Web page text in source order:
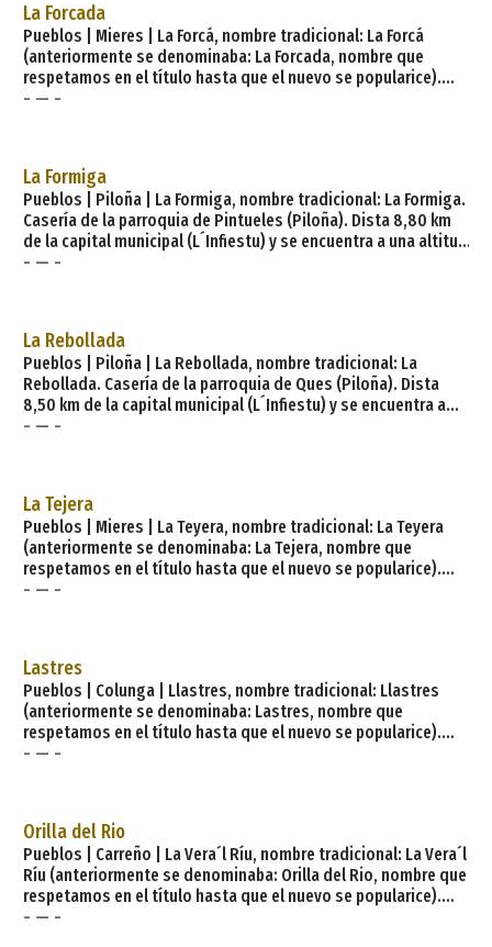
viviendas no principales. El muni
La Forcada
Pueblos | Mieres | La Forcá, nombre tradicional: La Forcá
(anteriormente se denominaba: La Forcada, nombre que
respetamos en el título hasta que el nuevo se popularice).
Casería de la parroquia de Santa Cruz (Mieres). Dista 8,90 km
principales. El municipio de Mi
- — -
La Formiga
Pueblos | Piloña | La Formiga, nombre tradicional: La Formiga.
Casería de la parroquia de Pintueles (Piloña). Dista 8,80 km
de la capital municipal (L´Infiestu) y se encuentra a una altitud
de 420 m. Cuenta con 1 viviendas (la parroquia 159) de las
Infiesto -
- — -
La Rebollada
Pueblos | Piloña | La Rebollada, nombre tradicional: La
Rebollada. Casería de la parroquia de Ques (Piloña). Dista
8,50 km de la capital municipal (L´Infiestu) y se encuentra a
una altitud de 400 m. Cuenta con 2 viviendas (la parroquia
Infiesto -
- — -
La Tejera
Pueblos | Mieres | La Teyera, nombre tradicional: La Teyera
(anteriormente se denominaba: La Tejera, nombre que
respetamos en el título hasta que el nuevo se popularice).
Casería de la parroquia de Baíña (Mieres). Dista 8,10 km de la
principales. El municipio de Mier
- — -
Lastres
Pueblos | Colunga | Llastres, nombre tradicional: Llastres
(anteriormente se denominaba: Lastres, nombre que
respetamos en el título hasta que el nuevo se popularice).
Lugar de la parroquia de Llastres (Colunga). Dista 4,00 km de
principales. El municipio de Colunga tiene 13 parroquias: C
- — -
Orilla del Rio
Pueblos | Carreño | La Vera´l Ríu, nombre tradicional: La Vera´l
Ríu (anteriormente se denominaba: Orilla del Rio, nombre que
respetamos en el título hasta que el nuevo se popularice).
Casería de la parroquia de Tamón (Carreño). Dista 8,00 km de
- — -